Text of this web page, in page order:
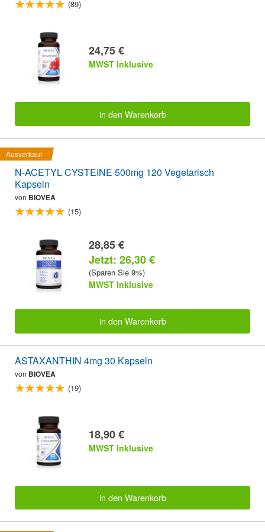
(89)
24,75 €
MWST Inklusive
in den Warenkorb
Ausverkauf
N-ACETYL CYSTEINE 500mg 120 Vegetarisch
Kapseln
von BIOVEA
(15)
28,85 €
Jetzt: 26,30 €
(Sparen Sie 9%)
MWST Inklusive
in den Warenkorb
ASTAXANTHIN 4mg 30 Kapseln
von BIOVEA
(19)
18,90 €
MWST Inklusive
in den Warenkorb